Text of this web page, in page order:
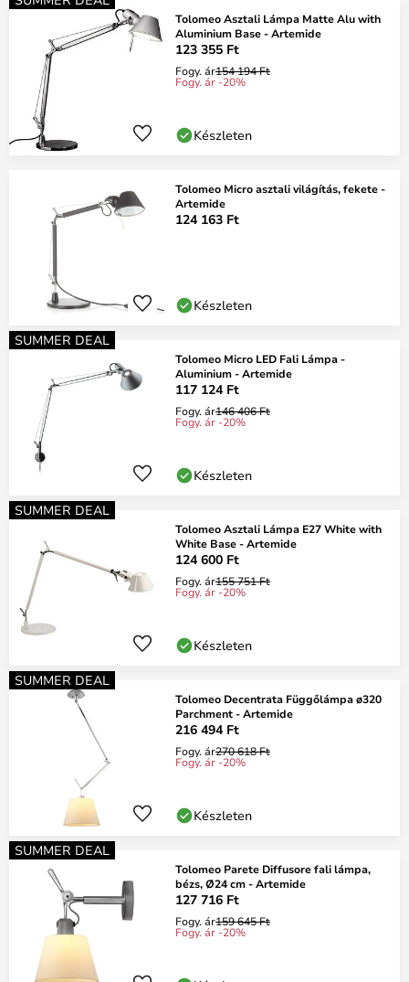
Tolomeo Asztali Lámpa Matte Alu with
Aluminium Base - Artemide
123 355 Ft
Fogy. ár154 194 Ft
Fogy. ár -20%
Készleten
Tolomeo Micro asztali világítás, fekete -
Artemide
124 163 Ft
Készleten
SUMMER DEAL
Tolomeo Micro LED Fali Lámpa -
Aluminium - Artemide
117 124 Ft
Fogy. ár146 406 Ft
Fogy. ár -20%
Készleten
SUMMER DEAL
Tolomeo Asztali Lámpa E27 White with
White Base - Artemide
124 600 Ft
Fogy. ár155 751 Ft
Fogy. ár -20%
Készleten
SUMMER DEAL
Tolomeo Decentrata Függőlámpa ø320
Parchment - Artemide
216 494 Ft
Fogy. ár270 618 Ft
Fogy. ár -20%
Készleten
SUMMER DEAL
Tolomeo Parete Diffusore fali lámpa,
bézs, Ø24 cm - Artemide
127 716 Ft
Fogy. ár159 645 Ft
Fogy. ár -20%